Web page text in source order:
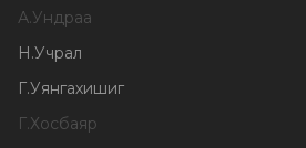
А.Ундраа
Н .Учрал
Г.Уянгахишиг
Г.Хосбаяр